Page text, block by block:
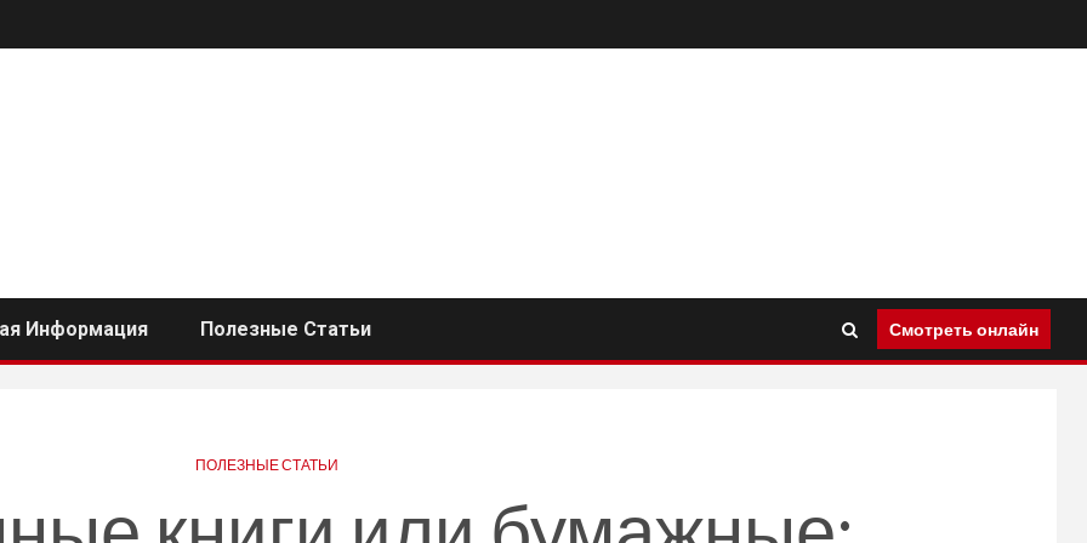
Информация Полезные Статьи Смотреть онлайн
ПОЛЕЗНЫЕ СТАТЬИ